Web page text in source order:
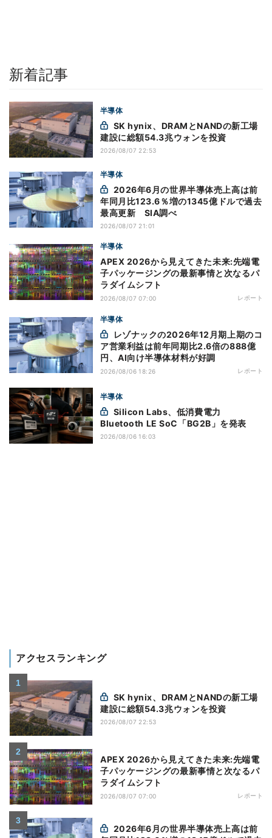
新着記事
半導体
建設に総額54.3兆ウォンを投資
2026/08/07 22:53
半導体
年同月比123.6％増の1345億ドルで過去
最高更新 SIA調べ
2026/08/07 21:01
半導体
APEX 2026から見えてきた未来:先端電
子パッケージングの最新事情と次なるパ
ラダイムシフト
2026/08/07 07:00 レポート
半導体
ア営業利益は前年同期比2.6倍の888億
円、AI向け半導体材料が好調
2026/08/06 18:26 レポート
半導体
Bluetooth LE SoC「BG2B」を発表
2026/08/06 16:03
アクセスランキング
建設に総額54.3兆ウォンを投資
2026/08/07 22:53
APEX 2026から見えてきた未来:先端電
子パッケージングの最新事情と次なるパ
ラダイムシフト
2026/08/07 07:00 レポート